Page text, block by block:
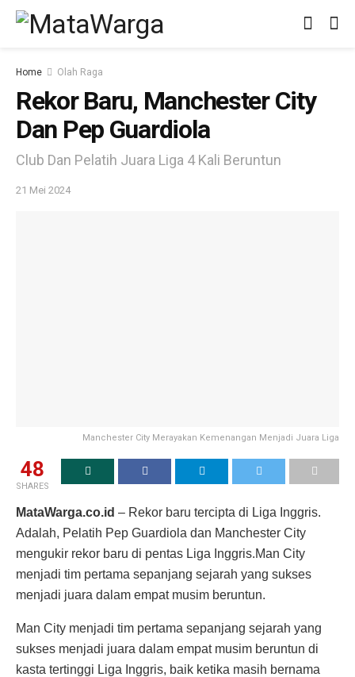
Home Olah Raga
Rekor Baru, Manchester City
Dan Pep Guardiola
Club Dan Pelatih Juara Liga 4 Kali Beruntun
21 Mei 2024
Manchester City Merayakan Kemenangan Menjadi Juara Liga
48
SHARES
MataWarga.co.id – Rekor baru tercipta di Liga Inggris.
Adalah, Pelatih Pep Guardiola dan Manchester City
mengukir rekor baru di pentas Liga Inggris.Man City
menjadi tim pertama sepanjang sejarah yang sukses
menjadi juara dalam empat musim beruntun.
Man City menjadi tim pertama sepanjang sejarah yang
sukses menjadi juara dalam empat musim beruntun di
kasta tertinggi Liga Inggris, baik ketika masih bernama